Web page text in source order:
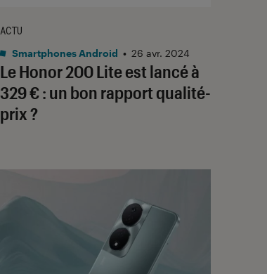
Le Honor 200 Lite est lancé à
329 € : un bon rapport qualité-
prix ?
ACTU
Smartphones Android • 26 avr. 2024